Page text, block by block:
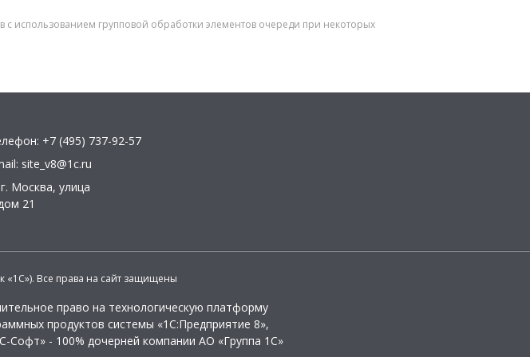
использованием групповой обработки элементов очереди при некоторых
+7 (495) 737-92-57
site_v8@1c.ru
г. Москва, улица
21
Все права на сайт защищены
право на технологическую платформу
продуктов системы «1С:Предприятие 8»,
- 100% дочерней компании АО «Группа 1С»